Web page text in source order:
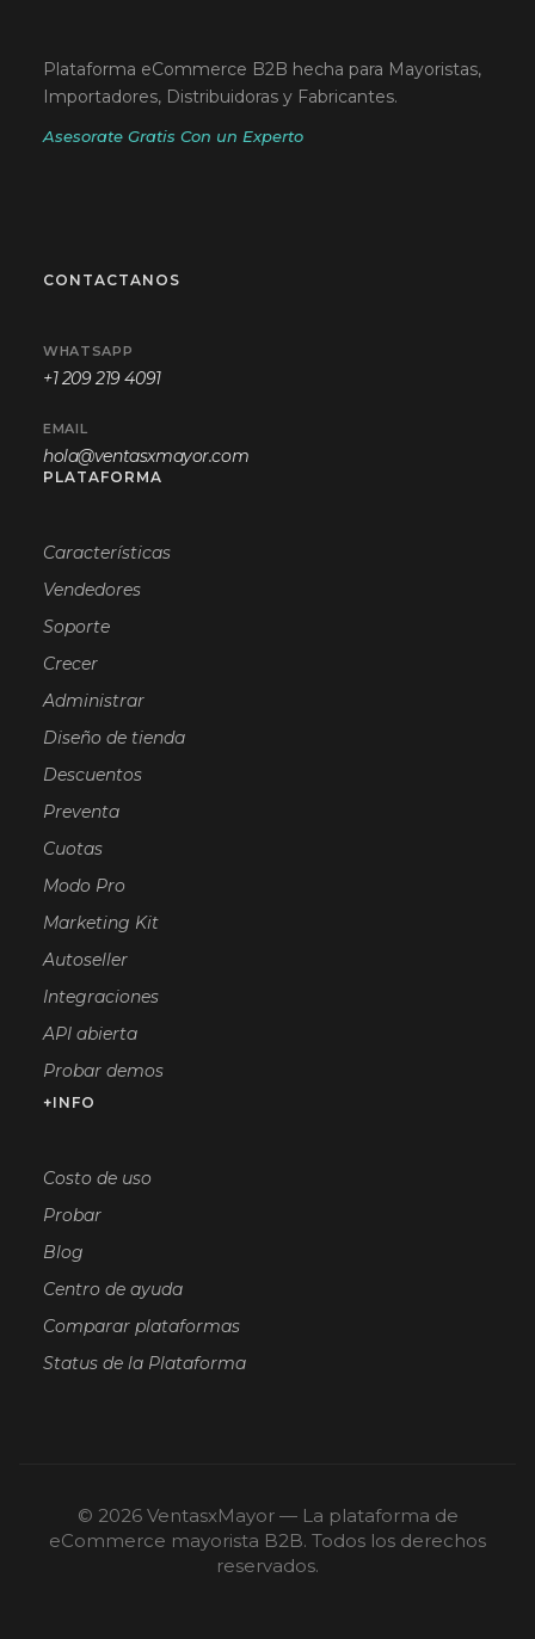
Plataforma eCommerce B2B hecha para Mayoristas,
Importadores, Distribuidoras y Fabricantes.
Asesorate Gratis Con un Experto
CONTACTANOS
WHATSAPP
+1 209 219 4091
EMAIL
hola@ventasxmayor.com
PLATAFORMA
Características
Vendedores
Soporte
Crecer
Administrar
Diseño de tienda
Descuentos
Preventa
Cuotas
Modo Pro
Marketing Kit
Autoseller
Integraciones
API abierta
Probar demos
+INFO
Costo de uso
Probar
Blog
Centro de ayuda
Comparar plataformas
Status de la Plataforma
© 2026 VentasxMayor — La plataforma de
eCommerce mayorista B2B. Todos los derechos
reservados.